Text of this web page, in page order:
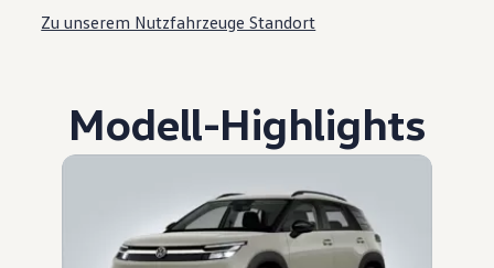
Zu unserem Nutzfahrzeuge Standort
Modell-Highlights